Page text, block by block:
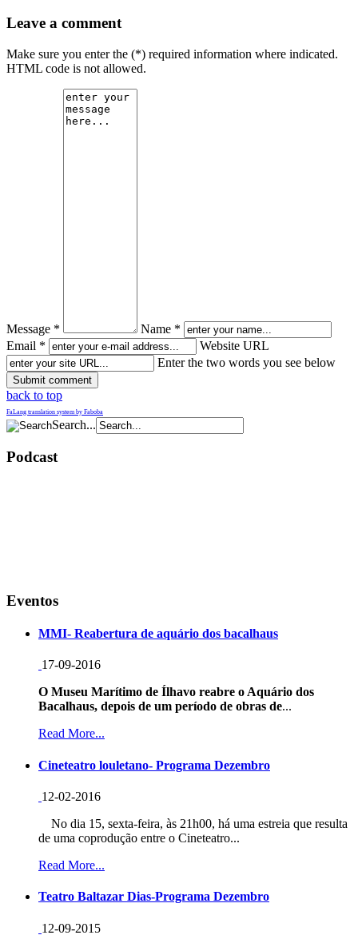
Leave a comment
Make sure you enter the (*) required information where indicated.
HTML code is not allowed.
Message *
Name *
Email *
Website URL
Enter the two words you see below
back to top
FaLang translation system by Faboba
Search...
Podcast
Eventos
MMI- Reabertura de aquário dos bacalhaus
17-09-2016
O Museu Marítimo de Ílhavo reabre o Aquário dos
Bacalhaus, depois de um período de obras de...
Read More...
Cineteatro louletano- Programa Dezembro
12-02-2016
No dia 15, sexta-feira, às 21h00, há uma estreia que resulta
de uma coprodução entre o Cineteatro...
Read More...
Teatro Baltazar Dias-Programa Dezembro
12-09-2015